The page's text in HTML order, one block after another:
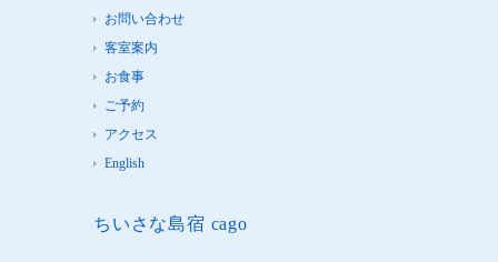
お問い合わせ
客室案内
お食事
ご予約
アクセス
English
ちいさな島宿 cago